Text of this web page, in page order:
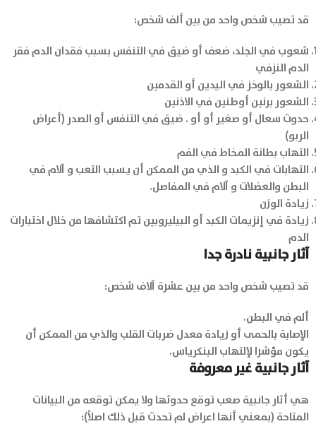
قد تصيب شخص واحد من بين ألف شخص:
شعوب في الجلد، ضعف أو ضيق في التنفس بسبب فقدان الدم فقر
الدم النزفي
الشعور بالوخز في اليدين أو القدمين
الشعور برنين أوطنين في الاذنين
حدوث سعال أو صغير أو أو . ضيق في التنفس أو الصدر (أعراض
الربو)
التهاب بطانة المخاط في الفم
التهابات في الكبد و الذي من الممكن أن يسبب التعب و آلام في
البطن والعضلات و آلام في المفاصل.
زيادة الوزن
زيادة في إنزيمات الكبد أو البيليروبين تم اكتشافها من خلال اختبارات
الدم
آثار جانبية نادرة جدا
قد تصيب شخص واحد من بين عشرة آلاف شخص:
ألم في البطن.
الإصابة بالحمى أو زيادة معدل ضربات القلب والذي من الممكن أن
يكون مؤشرا لإلتهاب البنكرياس.
آثار جانبية غير معروفة
هي أثار جانبية صعب توقع حدوثها ولا يمكن توقعه من البيانات
المتاحة (بمعني أنها اعراض لم تحدث قبل ذلك اصلاً):